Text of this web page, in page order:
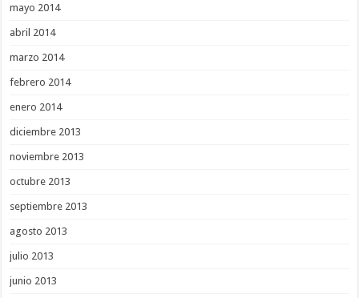
mayo 2014
abril 2014
marzo 2014
febrero 2014
enero 2014
diciembre 2013
noviembre 2013
octubre 2013
septiembre 2013
agosto 2013
julio 2013
junio 2013